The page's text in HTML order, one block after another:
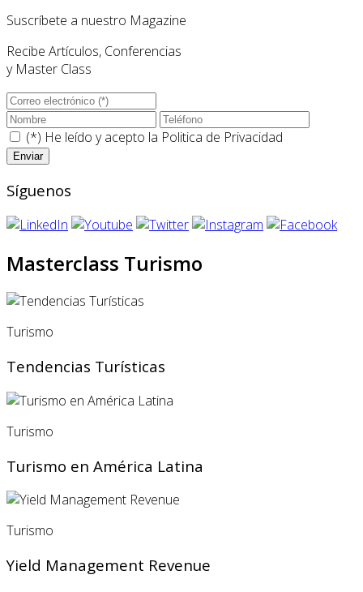
Suscríbete a nuestro Magazine
Recibe Artículos, Conferencias
y Master Class
(*) He leído y acepto la Politica de Privacidad
Síguenos
Masterclass Turismo
Turismo
Tendencias Turísticas
Turismo
Turismo en América Latina
Turismo
Yield Management Revenue